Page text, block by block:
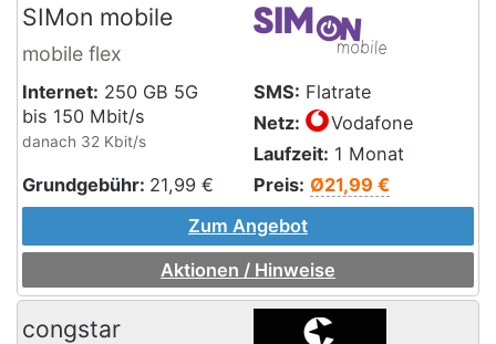
SIMon mobile
mobile flex
Internet: 250 GB 5G
bis 150 Mbit/s
danach 32 Kbit/s
SMS: Flatrate
Netz:
Vodafone
Laufzeit: 1 Monat
Grundgebühr: 21,99 € Preis: Ø21,99 €
Zum Angebot
Aktionen / Hinweise
congstar